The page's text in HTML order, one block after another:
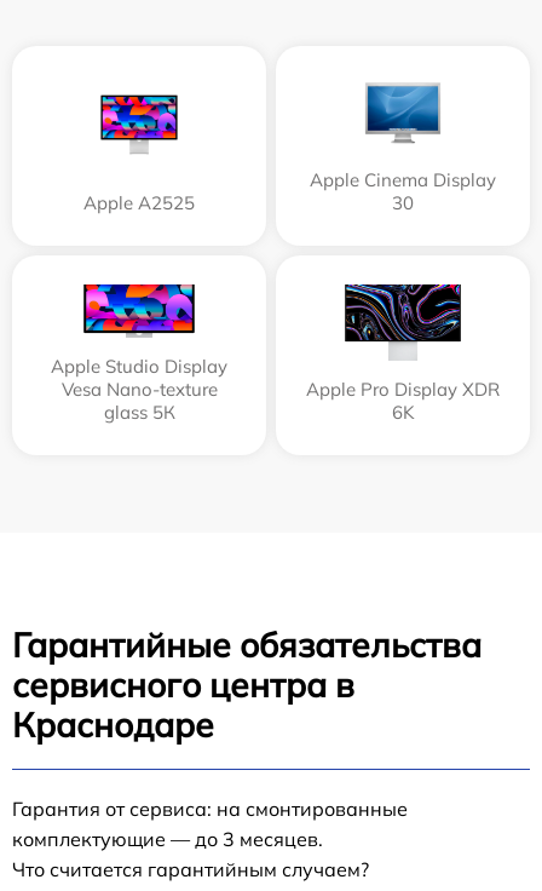
Apple А2525
Apple Cinema Display
30
Apple Studio Display
Vesa Nano-texture
glass 5К
Apple Pro Display XDR
6K
Гарантийные обязательства
сервисного центра в
Краснодаре
Гарантия от сервиса: на смонтированные
комплектующие — до 3 месяцев.
Что считается гарантийным случаем?